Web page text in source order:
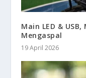
Main LED &
Mengaspal
19 April 2026